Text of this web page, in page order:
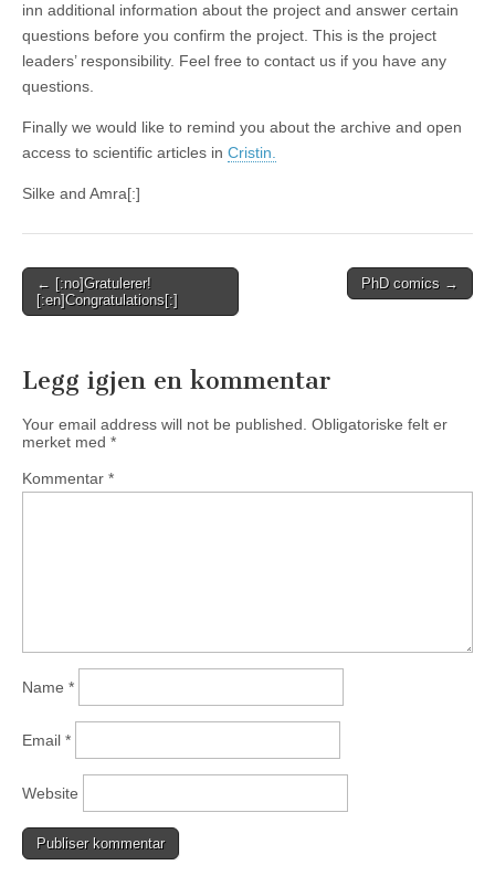
inn additional information about the project and answer certain
questions before you confirm the project. This is the project
leaders’ responsibility. Feel free to contact us if you have any
questions.
Finally we would like to remind you about the archive and open
access to scientific articles in Cristin.
Silke and Amra[:]
Post
navigation
← [:no]Gratulerer!
[:en]Congratulations[:]
PhD comics →
Legg igjen en kommentar
Your email address will not be published. Obligatoriske felt er
merket med *
Kommentar *
Name *
Email *
Website